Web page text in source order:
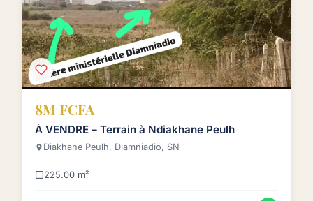
8M FCFA
À VENDRE – Terrain à Ndiakhane Peulh
Diakhane Peulh, Diamniadio, SN
225.00 m²